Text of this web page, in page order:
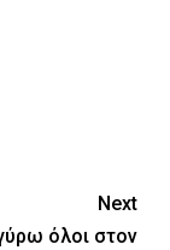
Next
όλοι στον